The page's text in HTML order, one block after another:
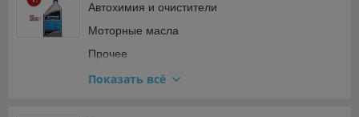
Автохимия и очистители
Моторные масла
Прочее
Смазки
Показать всё